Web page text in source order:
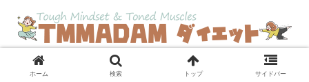
© 2025 TMMADAM ダイエット.
ホーム 検索 トップ サイドバー